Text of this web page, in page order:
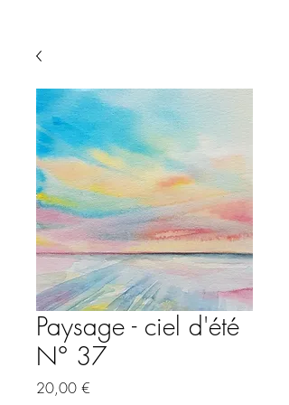
Paysage - ciel d'été
N° 37
20,00 €